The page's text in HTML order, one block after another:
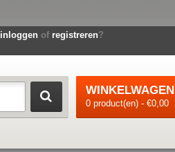
inloggen of registreren?
WINKELWAGEN
0 product(en) - €0,00